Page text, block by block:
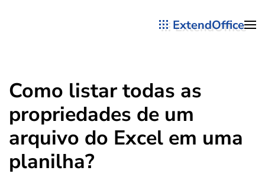
ExtendOffice
Como listar todas as
propriedades de um
arquivo do Excel em uma
planilha?